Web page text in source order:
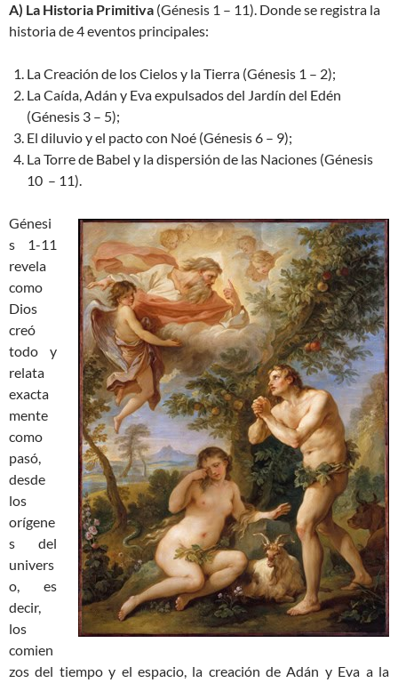
A) La Historia Primitiva (Génesis 1 – 11). Donde se registra la
historia de 4 eventos principales:
La Creación de los Cielos y la Tierra (Génesis 1 – 2);
La Caída, Adán y Eva expulsados del Jardín del Edén
(Génesis 3 – 5);
El diluvio y el pacto con Noé (Génesis 6 – 9);
La Torre de Babel y la dispersión de las Naciones (Génesis
10 – 11).
Génesi
s 1-11
revela
como
Dios
creó
todo y
relata
exacta
mente
como
pasó,
desde
los
orígene
s del
univers
o, es
decir,
los
comien
zos del tiempo y el espacio, la creación de Adán y Eva a la